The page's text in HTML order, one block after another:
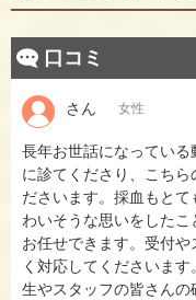
2024/09/04
9月２０日、２１日臨
2024/07/29
2024/07/26
電話回線の不具合に
2024/07/22
8月休診のお知らせ
口コミ
さん 女性
長年お世話になってい
に診てくださり、こちら
ださいます。採血もと
わいそうな思いをした
お任せできます。受付
く対応してくださいま
生やスタッフの皆さんの